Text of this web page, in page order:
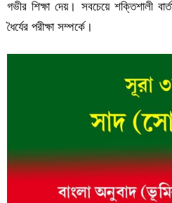
গভীর শিক্ষা দেয়। সবচেয়ে শক্তিশালী
ধৈর্যের পরীক্ষা সম্পর্কে।